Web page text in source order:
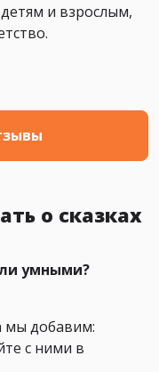
и взрослым,
о сказках
умными?
мы добавим:
с ними в